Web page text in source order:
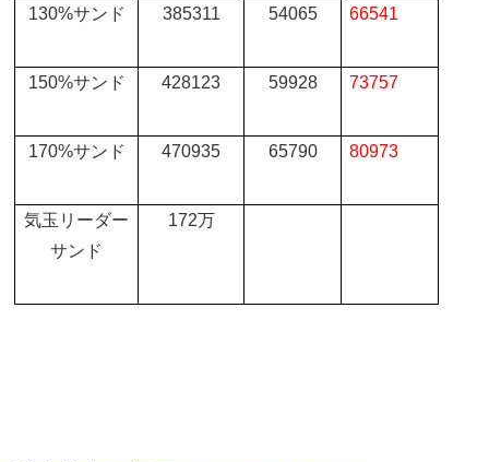
130%サンド 385311 54065 66541
150%サンド 428123 59928 73757
170%サンド 470935 65790 80973
気玉リーダー
サンド
172万